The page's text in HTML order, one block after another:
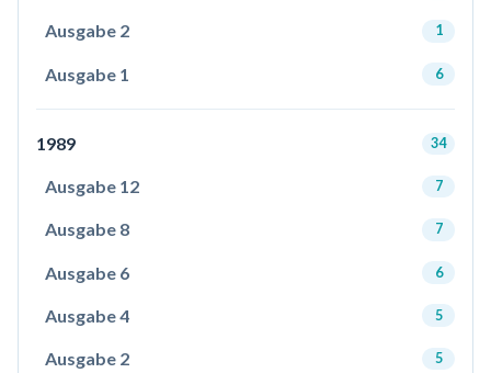
Ausgabe 2 1
Ausgabe 1 6
1989 34
Ausgabe 12 7
Ausgabe 8 7
Ausgabe 6 6
Ausgabe 4 5
Ausgabe 2 5